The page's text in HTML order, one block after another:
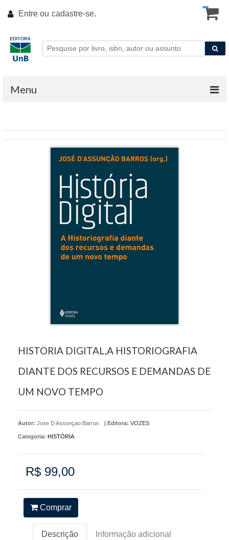
Entre ou cadastre-se.
Menu
HISTORIA DIGITAL,A HISTORIOGRAFIA
DIANTE DOS RECURSOS E DEMANDAS DE
UM NOVO TEMPO
Autor: Jose D Assunçao Barros Editora: VOZES
Categoria: HISTÓRIA
R$ 99,00
Comprar
Descrição Informação adicional